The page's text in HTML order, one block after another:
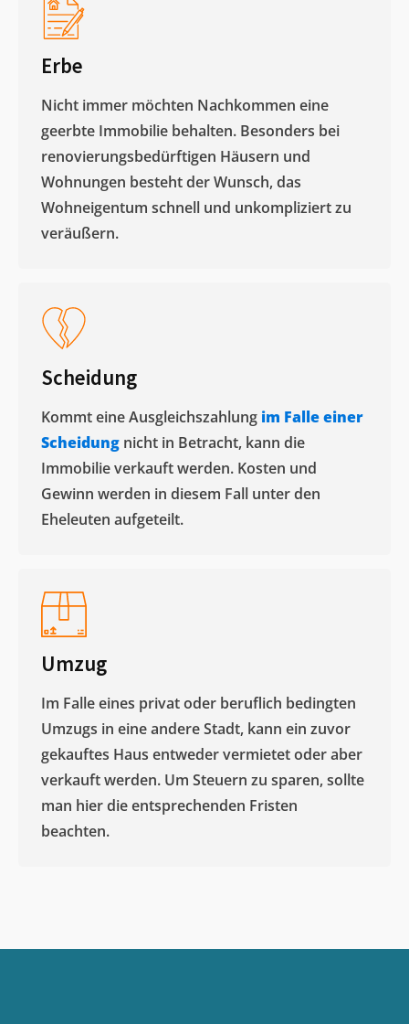
Erbe
Nicht immer möchten Nachkommen eine
geerbte Immobilie behalten. Besonders bei
renovierungsbedürftigen Häusern und
Wohnungen besteht der Wunsch, das
Wohneigentum schnell und unkompliziert zu
veräußern. ​
Scheidung
Kommt eine Ausgleichszahlung im Falle einer
Scheidung nicht in Betracht, kann die
Immobilie verkauft werden. Kosten und
Gewinn werden in diesem Fall unter den
Eheleuten aufgeteilt.​
Umzug
Im Falle eines privat oder beruflich bedingten
Umzugs in eine andere Stadt, kann ein zuvor
gekauftes Haus entweder vermietet oder aber
verkauft werden. Um Steuern zu sparen, sollte
man hier die entsprechenden Fristen
beachten.